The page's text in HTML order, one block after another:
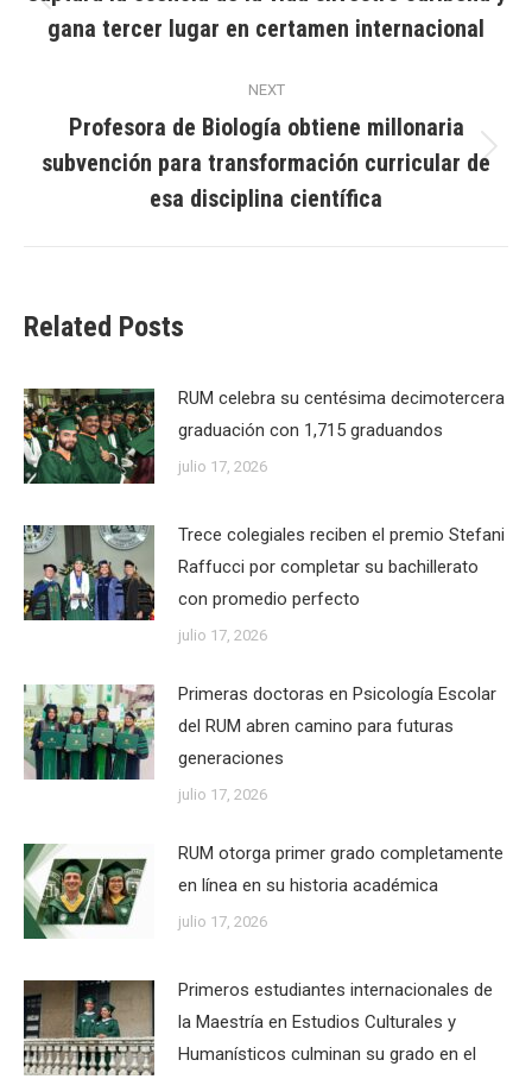
Previous
post:
gana tercer lugar en certamen internacional
NEXT
Next
post:
Profesora de Biología obtiene millonaria
subvención para transformación curricular de
esa disciplina científica
Related Posts
RUM celebra su centésima decimotercera
graduación con 1,715 graduandos
julio 17, 2026
Trece colegiales reciben el premio Stefani
Raffucci por completar su bachillerato
con promedio perfecto
julio 17, 2026
Primeras doctoras en Psicología Escolar
del RUM abren camino para futuras
generaciones
julio 17, 2026
RUM otorga primer grado completamente
en línea en su historia académica
julio 17, 2026
Primeros estudiantes internacionales de
la Maestría en Estudios Culturales y
Humanísticos culminan su grado en el